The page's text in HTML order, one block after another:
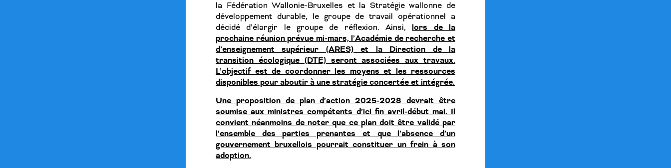
la Fédération Wallonie-Bruxelles et la Stratégie wallonne de
développement durable, le groupe de travail opérationnel a
décidé d’élargir le groupe de réflexion. Ainsi,lors de la
prochaine réunion prévue mi-mars, l’Académie de recherche et
d’enseignement supérieur (ARES) et la Direction de la
transition écologique (DTE) seront associées aux travaux.
L’objectif est de coordonner les moyens et les ressources
disponibles pour aboutir à une stratégie concertée et intégrée.
Une proposition de plan d’action 2025-2028 devrait être
soumise aux ministres compétents d’ici fin avril-début mai. Il
convient néanmoins de noter que ce plan doit être validé par
l’ensemble des parties prenantes et que l’absence d’un
gouvernement bruxellois pourrait constituer un frein à son
adoption.